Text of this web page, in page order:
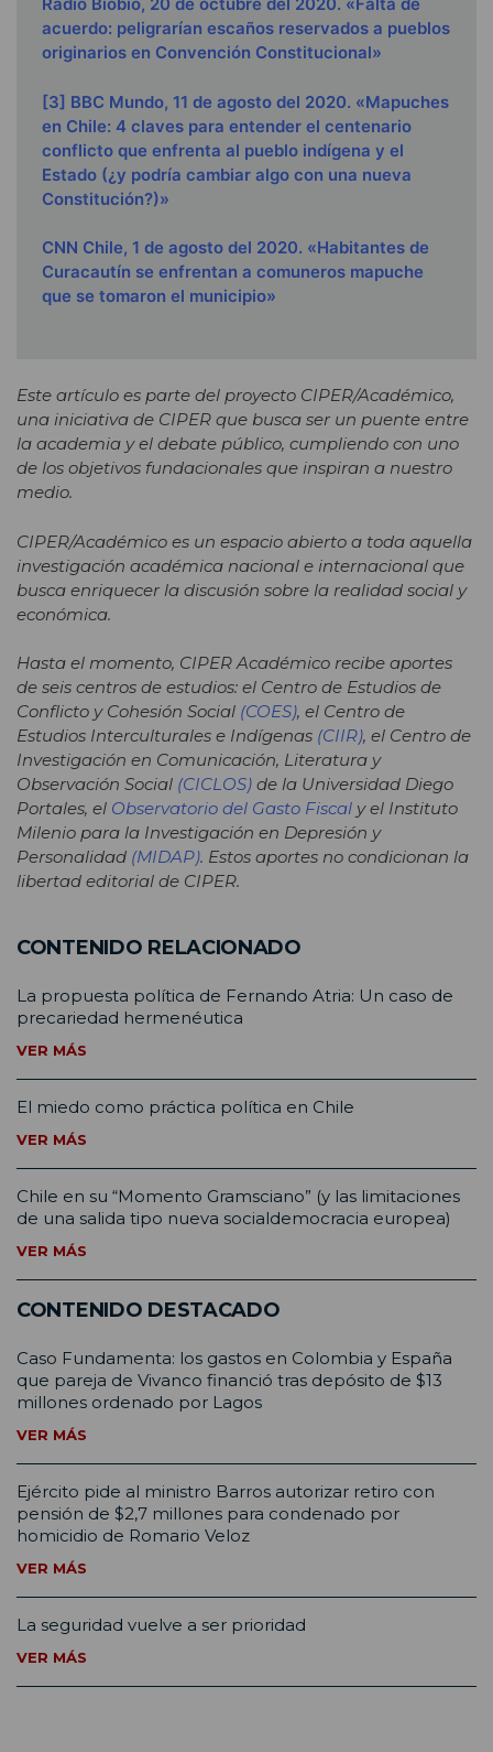
Radio Biobío, 20 de octubre del 2020. «Falta de
acuerdo: peligrarían escaños reservados a pueblos
originarios en Convención Constitucional»
[3] BBC Mundo, 11 de agosto del 2020. «Mapuches
en Chile: 4 claves para entender el centenario
conflicto que enfrenta al pueblo indígena y el
Estado (¿y podría cambiar algo con una nueva
Constitución?)»
CNN Chile, 1 de agosto del 2020. «Habitantes de
Curacautín se enfrentan a comuneros mapuche
que se tomaron el municipio»
Este artículo es parte del proyecto CIPER/Académico,
una iniciativa de CIPER que busca ser un puente entre
la academia y el debate público, cumpliendo con uno
de los objetivos fundacionales que inspiran a nuestro
medio.
CIPER/Académico es un espacio abierto a toda aquella
investigación académica nacional e internacional que
busca enriquecer la discusión sobre la realidad social y
económica.
Hasta el momento, CIPER Académico recibe aportes
de seis centros de estudios: el Centro de Estudios de
Conflicto y Cohesión Social (COES), el Centro de
Estudios Interculturales e Indígenas (CIIR), el Centro de
Investigación en Comunicación, Literatura y
Observación Social (CICLOS) de la Universidad Diego
Portales, el Observatorio del Gasto Fiscal y el Instituto
Milenio para la Investigación en Depresión y
Personalidad (MIDAP). Estos aportes no condicionan la
libertad editorial de CIPER.
CONTENIDO RELACIONADO
La propuesta política de Fernando Atria: Un caso de
precariedad hermenéutica
VER MÁS
El miedo como práctica política en Chile
VER MÁS
Chile en su “Momento Gramsciano” (y las limitaciones
de una salida tipo nueva socialdemocracia europea)
VER MÁS
CONTENIDO DESTACADO
Caso Fundamenta: los gastos en Colombia y España
que pareja de Vivanco financió tras depósito de $13
millones ordenado por Lagos
VER MÁS
Ejército pide al ministro Barros autorizar retiro con
pensión de $2,7 millones para condenado por
homicidio de Romario Veloz
VER MÁS
La seguridad vuelve a ser prioridad
VER MÁS